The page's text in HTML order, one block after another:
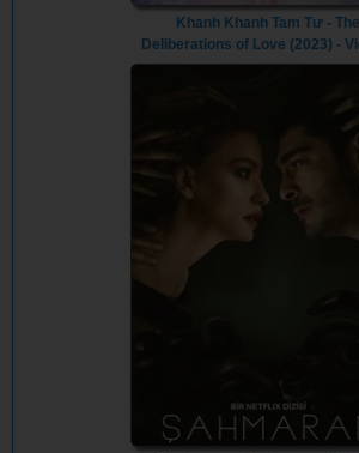
Khanh Khanh Tam Tư - The
Deliberations of Love (2023) -